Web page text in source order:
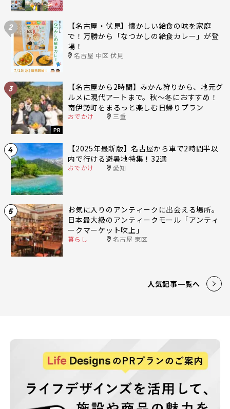
2
【名古屋・伏見】懐かしい給食の味を家庭
で！万勝から「なつかしの給食カレー」が登
場！
名古屋 中区 伏見
3
PR
【名古屋から2時間】みかん狩りから、地元グ
ルメに現代アートまで。秋〜冬におすすめ！
南伊勢町をまるっと楽しむ日帰りプラン
おでかけ 三重
4
【2025年最新版】名古屋から車で2時間半以
内で行ける避暑地特集！32選
おでかけ 愛知
5
お気に入りのアンティークに出会える場所。
日本最大級のアンティークモール「アンティ
ークマーケット吹上」
暮らし 名古屋 東区
人気記事一覧へ